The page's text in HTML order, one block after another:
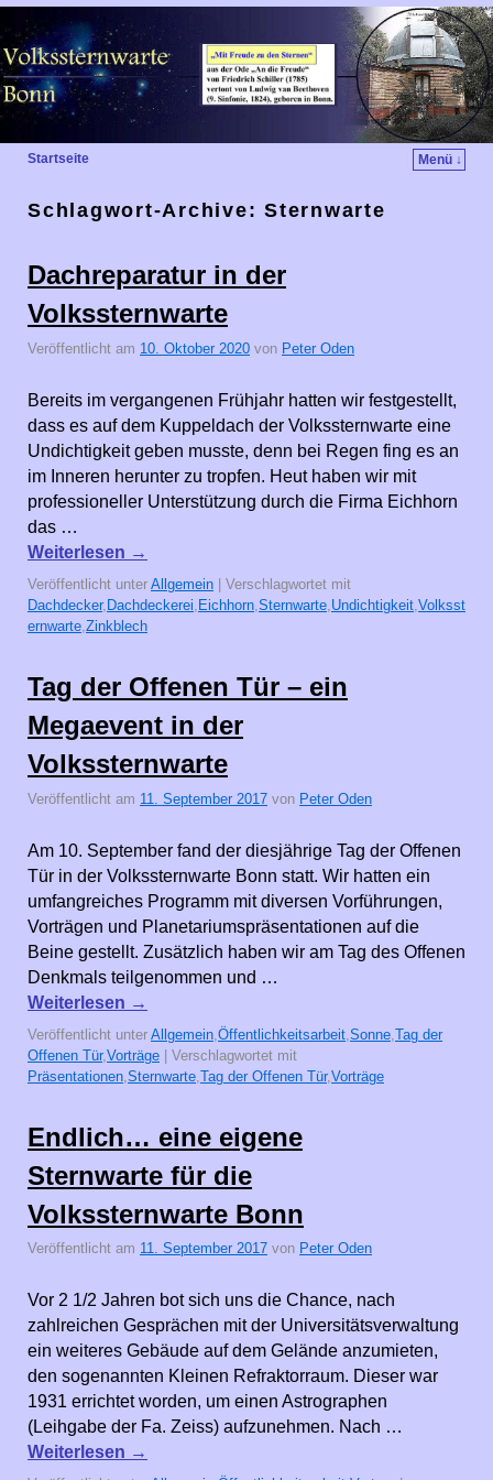
Startseite Menü ↓
Schlagwort-Archive:Sternwarte
Dachreparatur in der
Volkssternwarte
Veröffentlicht am 10. Oktober 2020 von Peter Oden
Bereits im vergangenen Frühjahr hatten wir festgestellt,
dass es auf dem Kuppeldach der Volkssternwarte eine
Undichtigkeit geben musste, denn bei Regen fing es an
im Inneren herunter zu tropfen. Heut haben wir mit
professioneller Unterstützung durch die Firma Eichhorn
das …
Weiterlesen →
Veröffentlicht unter Allgemein
Verschlagwortet mit
Dachdecker, Dachdeckerei, Eichhorn,Sternwarte,Undichtigkeit,Volksst
ernwarte,Zinkblech
Tag der Offenen Tür – ein
Megaevent in der
Volkssternwarte
Veröffentlicht am 11. September 2017 von Peter Oden
Am 10. September fand der diesjährige Tag der Offenen
Tür in der Volkssternwarte Bonn statt. Wir hatten ein
umfangreiches Programm mit diversen Vorführungen,
Vorträgen und Planetariumspräsentationen auf die
Beine gestellt. Zusätzlich haben wir am Tag des Offenen
Denkmals teilgenommen und …
Weiterlesen →
Veröffentlicht unter Allgemein Öffentlichkeitsarbeit Sonne Tag der
Offenen Tür, Vorträge | Verschlagwortet mit
Präsentationen Sternwarte Tag der Offenen Tür, Vorträge
Endlich… eine eigene
Sternwarte für die
Volkssternwarte Bonn
Veröffentlicht am 11. September 2017 von Peter Oden
Vor 2 1/2 Jahren bot sich uns die Chance, nach
zahlreichen Gesprächen mit der Universitätsverwaltung
ein weiteres Gebäude auf dem Gelände anzumieten,
den sogenannten Kleinen Refraktorraum. Dieser war
1931 errichtet worden, um einen Astrographen
(Leihgabe der Fa. Zeiss) aufzunehmen. Nach …
Weiterlesen →